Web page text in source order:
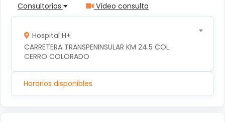
Consultorios Vídeo consulta
Hospital H+
CARRETERA TRANSPENINSULAR KM 24.5 COL.
CERRO COLORADO
Horarios disponibles